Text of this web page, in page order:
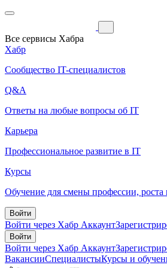
Все сервисы Хабра
Хабр
Сообщество IT-специалистов
Q&A
Ответы на любые вопросы об IT
Карьера
Профессиональное развитие в IT
Курсы
Обучение для смены профессии, роста
Войти
Войти через Хабр Аккаунт
Войти
Войти через Хабр Аккаунт
ВакансииСпециалистыКурсы и